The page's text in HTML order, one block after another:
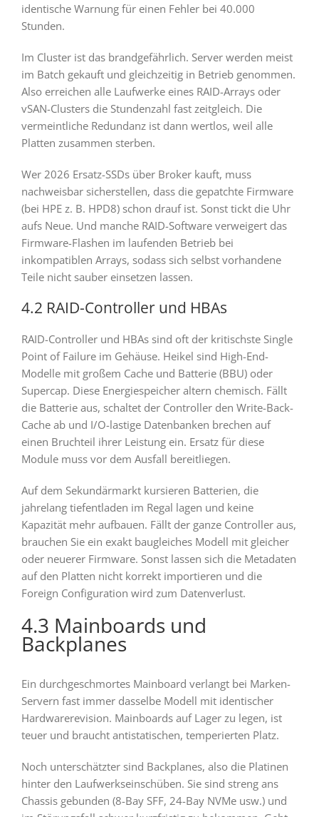
identische Warnung für einen Fehler bei 40.000
Stunden.
Im Cluster ist das brandgefährlich. Server werden meist
im Batch gekauft und gleichzeitig in Betrieb genommen.
Also erreichen alle Laufwerke eines RAID-Arrays oder
vSAN-Clusters die Stundenzahl fast zeitgleich. Die
vermeintliche Redundanz ist dann wertlos, weil alle
Platten zusammen sterben.
Wer 2026 Ersatz-SSDs über Broker kauft, muss
nachweisbar sicherstellen, dass die gepatchte Firmware
(bei HPE z. B. HPD8) schon drauf ist. Sonst tickt die Uhr
aufs Neue. Und manche RAID-Software verweigert das
Firmware-Flashen im laufenden Betrieb bei
inkompatiblen Arrays, sodass sich selbst vorhandene
Teile nicht sauber einsetzen lassen.
4.2 RAID-Controller und HBAs
RAID-Controller und HBAs sind oft der kritischste Single
Point of Failure im Gehäuse. Heikel sind High-End-
Modelle mit großem Cache und Batterie (BBU) oder
Supercap. Diese Energiespeicher altern chemisch. Fällt
die Batterie aus, schaltet der Controller den Write-Back-
Cache ab und I/O-lastige Datenbanken brechen auf
einen Bruchteil ihrer Leistung ein. Ersatz für diese
Module muss vor dem Ausfall bereitliegen.
Auf dem Sekundärmarkt kursieren Batterien, die
jahrelang tiefentladen im Regal lagen und keine
Kapazität mehr aufbauen. Fällt der ganze Controller aus,
brauchen Sie ein exakt baugleiches Modell mit gleicher
oder neuerer Firmware. Sonst lassen sich die Metadaten
auf den Platten nicht korrekt importieren und die
Foreign Configuration wird zum Datenverlust.
4.3 Mainboards und
Backplanes
Ein durchgeschmortes Mainboard verlangt bei Marken-
Servern fast immer dasselbe Modell mit identischer
Hardwarerevision. Mainboards auf Lager zu legen, ist
teuer und braucht antistatischen, temperierten Platz.
Noch unterschätzter sind Backplanes, also die Platinen
hinter den Laufwerkseinschüben. Sie sind streng ans
Chassis gebunden (8-Bay SFF, 24-Bay NVMe usw.) und